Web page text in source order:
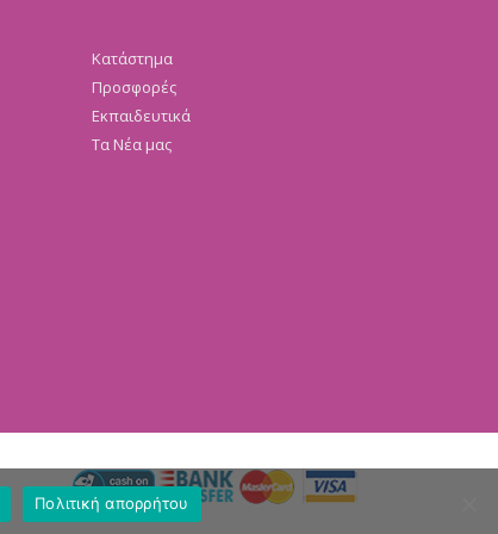
Κατάστημα
Προσφορές
Εκπαιδευτικά
Τα Νέα μας
Πολιτική απορρήτου